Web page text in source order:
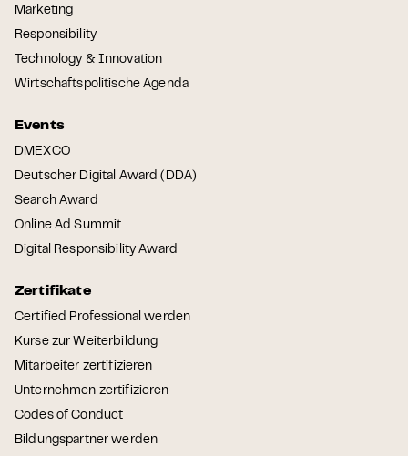
Marketing
Responsibility
Technology & Innovation
Wirtschaftspolitische Agenda
Events
DMEXCO
Deutscher Digital Award (DDA)
Search Award
Online Ad Summit
Digital Responsibility Award
Zertifikate
Certified Professional werden
Kurse zur Weiterbildung
Mitarbeiter zertifizieren
Unternehmen zertifizieren
Codes of Conduct
Bildungspartner werden